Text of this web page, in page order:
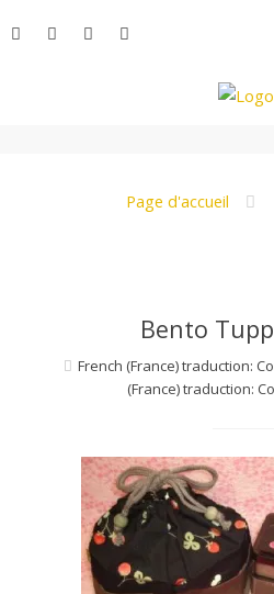
au
Page d'accueil
Bento
French (France) traduction:
(France) traduction: